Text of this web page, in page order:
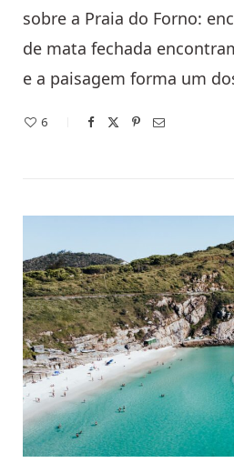
sobre a Praia do Forno:
de mata fechada
e a paisagem forma um
6